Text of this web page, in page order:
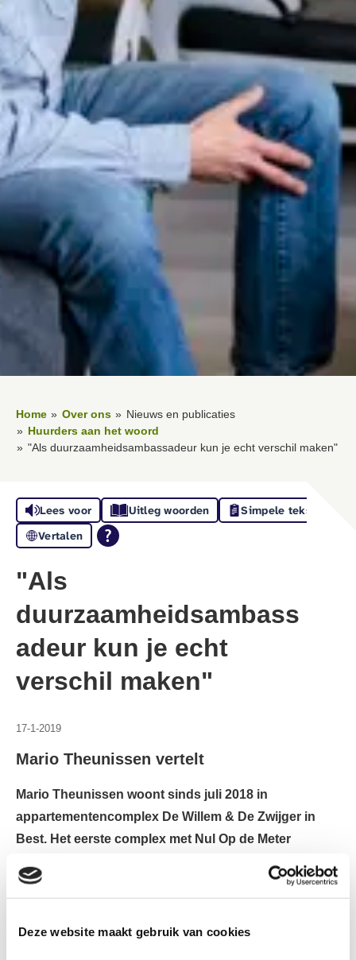
Deze website maakt gebruik van cookies
Home Over ons
Nieuws en publicaties
Huurders aan het woord
"Als duurzaamheidsambassadeur kun je echt verschil maken"
Lees voor Uitleg woorden
Simpele tekst
Vertalen
"Als
duurzaamheidsambass
adeur kun je echt
verschil maken"
17-1-2019
Mario Theunissen vertelt
Mario Theunissen woont sinds juli 2018 in
appartementencomplex De Willem & De Zwijger in
Best. Het eerste complex met Nul Op de Meter
van zo’n NOM woning zijn kan Mario als
vertellen.